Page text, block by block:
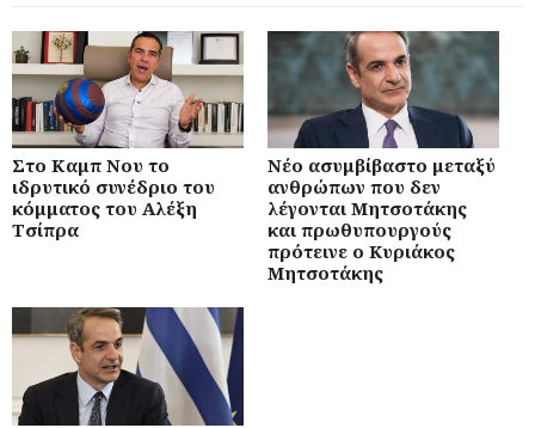
Στο Καμπ Νου το
ιδρυτικό συνέδριο του
κόμματος του Αλέξη
Τσίπρα
Νέο ασυμβίβαστο μεταξύ
ανθρώπων που δεν
λέγονται Μητσοτάκης
και πρωθυπουργούς
πρότεινε ο Κυριάκος
Μητσοτάκης